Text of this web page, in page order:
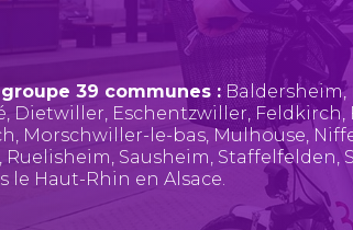
39 communes : Baldersheim,
, Dietwiller, Eschentzwiller, Feldkirch,
, Morschwiller-le-bas,Mulhouse,
, Ruelisheim, Sausheim, Staffelfelden,
le Haut-Rhin en Alsace.